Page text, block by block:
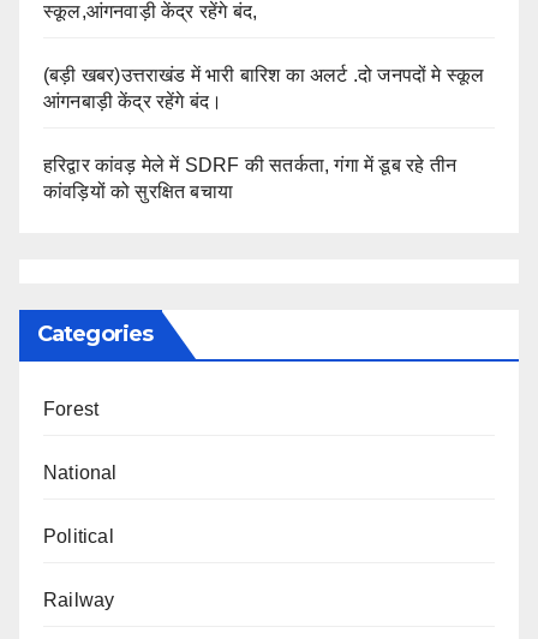
स्कूल,आंगनवाड़ी केंद्र रहेंगे बंद,
(बड़ी खबर)उत्तराखंड में भारी बारिश का अलर्ट .दो जनपदों मे स्कूल
आंगनबाड़ी केंद्र रहेंगे बंद।
हरिद्वार कांवड़ मेले में SDRF की सतर्कता, गंगा में डूब रहे तीन
कांवड़ियों को सुरक्षित बचाया
Categories
Forest
National
Political
Railway